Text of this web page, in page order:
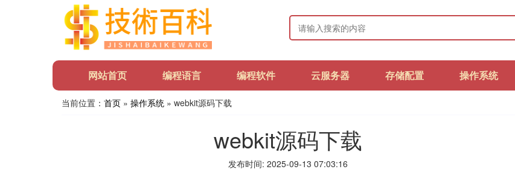
网站首页 编程语言 编程软件 云服务器 存储配置 操作系统
当前位置： 首页 » 操作系统 » webkit源码下载
webkit源码下载
发布时间: 2025-09-13 07:03:16